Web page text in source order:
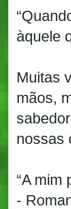
àquele
Muitas
mãos,
nossas
“A mim
-